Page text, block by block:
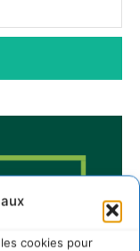
cookies pour